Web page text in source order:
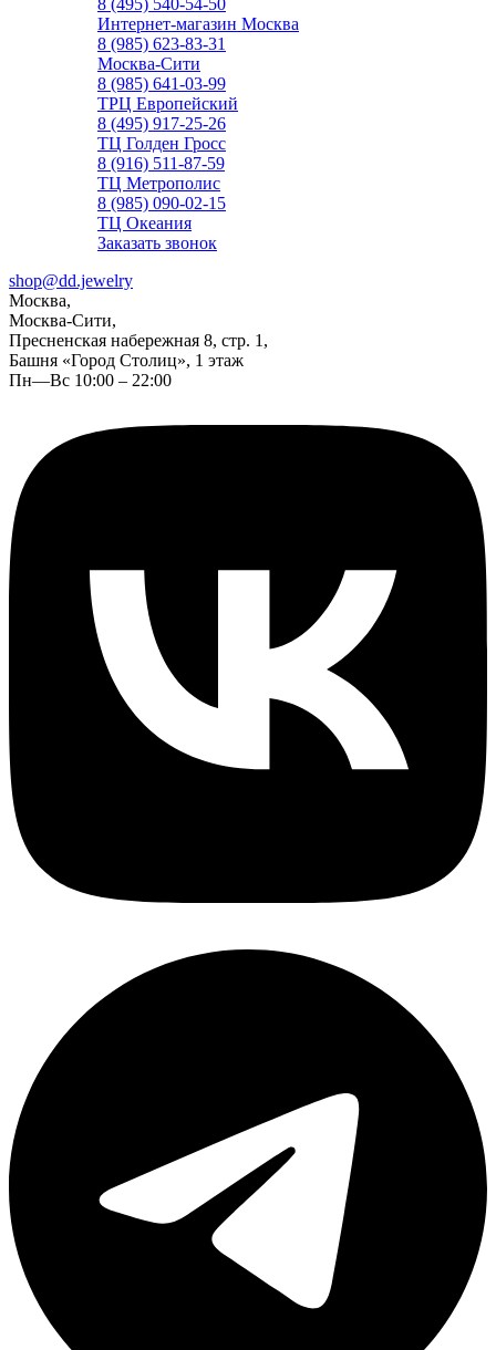
8 (495) 540-54-50
Интернет-магазин Москва
8 (985) 623-83-31
Москва-Сити
8 (985) 641-03-99
ТРЦ Европейский
8 (495) 917-25-26
ТЦ Голден Гросс
8 (916) 511-87-59
ТЦ Метрополис
8 (985) 090-02-15
ТЦ Океания
Заказать звонок
shop@dd.jewelry
Москва,
Москва-Сити,
Пресненская набережная 8, стр. 1,
Башня «Город Столиц», 1 этаж
Пн—Вс 10:00 – 22:00